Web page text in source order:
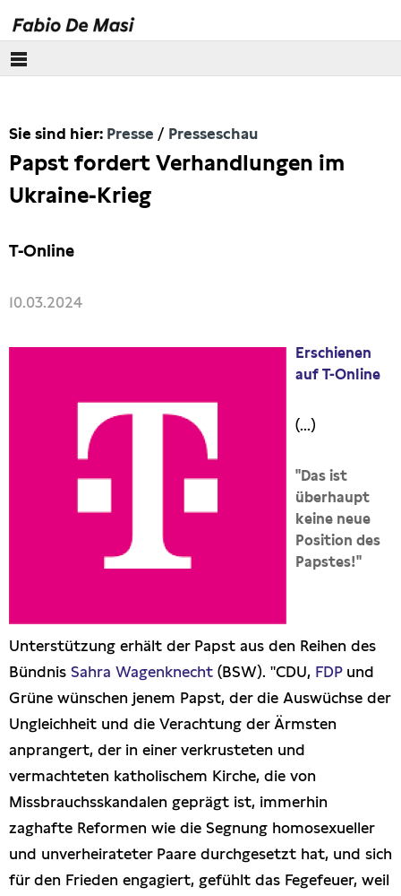
Europäisches Parlament
Themen
Presseschau
Publikationen
Sie sind hier: Presse Presseschau
Papst fordert Verhandlungen im
Ukraine-Krieg
T-Online
10.03.2024
Erschienen
auf T-Online
(...)
"Das ist
überhaupt
keine neue
Position des
Papstes!"
Unterstützung erhält der Papst aus den Reihen des
Bündnis Sahra Wagenknecht (BSW). "CDU, FDPund
Grüne wünschen jenem Papst, der die Auswüchse der
Ungleichheit und die Verachtung der Ärmsten
anprangert, der in einer verkrusteten und
vermachteten katholischem Kirche, die von
Missbrauchsskandalen geprägt ist, immerhin
zaghafte Reformen wie die Segnung homosexueller
und unverheirateter Paare durchgesetzt hat, und sich
für den Frieden engagiert, gefühlt das Fegefeuer, weil